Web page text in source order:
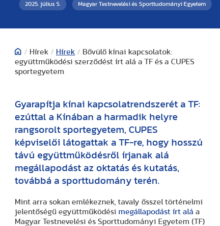
2025. július 5. Magyar Testnevelési és Sporttudományi Egyetem
/ Hírek / Hírek / Bővülő kínai kapcsolatok:
együttműködési szerződést írt alá a TF és a CUPES
sportegyetem
Gyarapítja kínai kapcsolatrendszerét a TF:
ezúttal a Kínában a harmadik helyre
rangsorolt sportegyetem, CUPES
képviselői látogattak a TF-re, hogy hosszú
távú együttműködésről írjanak alá
megállapodást az oktatás és kutatás,
továbbá a sporttudomány terén.
Mint arra sokan emlékeznek, tavaly ősszel történelmi
jelentőségű együttműködési megállapodást írt alá a
Magyar Testnevelési és Sporttudományi Egyetem (TF)